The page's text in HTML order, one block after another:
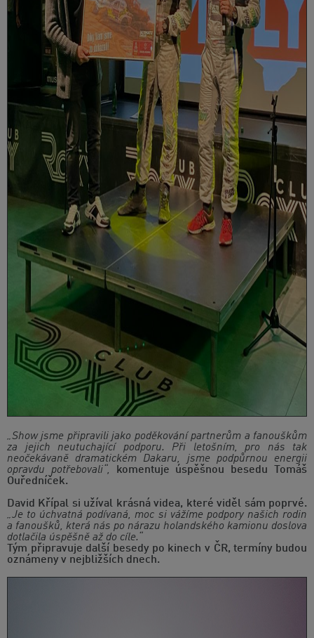
„Show jsme připravili jako poděkování partnerům a fanouškům
za jejich neutuchající podporu. Při letošním, pro nás tak
neočekávaně dramatickém Dakaru, jsme podpůrnou energii
opravdu potřebovali“,
komentuje úspěšnou besedu Tomáš
Ouředníček.
David Křípal si užíval krásná videa, které viděl sám poprvé.
„Je to úchvatná podívaná, moc si vážíme podpory našich rodin
a fanoušků, která nás po nárazu holandského kamionu doslova
dotlačila úspěšně až do cíle.“
Tým připravuje další besedy po kinech v ČR, termíny budou
oznámeny v nejbližších dnech.